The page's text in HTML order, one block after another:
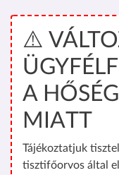
⚠️
A
MIATT
Tájékoztatjuk
tisztifőorvos által